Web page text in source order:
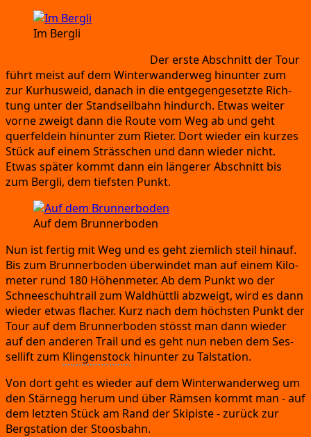
Im Berg­li
Der ers­te Abschnitt der Tour
führt meist auf dem Win­ter­wan­der­weg hin­un­ter zum
zur Kur­hus­weid, danach in die ent­ge­gen­ge­setz­te Rich­
tung unter der Stand­seil­bahn hin­durch. Etwas wei­ter
vor­ne zweigt dann die Rou­te vom Weg ab und geht
quer­feld­ein hin­un­ter zum Rie­ter. Dort wie­der ein kur­zes
Stück auf einem Sträs­s­chen und dann wie­der nicht.
Etwas spä­ter kommt dann ein län­ge­rer Abschnitt bis
zum Berg­li, dem tiefs­ten Punkt.
Auf dem Brunnerboden
Nun ist fer­tig mit Weg und es geht ziem­lich steil hin­auf.
Bis zum Brun­ner­bo­den über­win­det man auf einem Kilo­
me­ter rund 180 Höhen­me­ter. Ab dem Punkt wo der
Schnee­schuh­trail zum Wald­hütt­li abzweigt, wird es dann
wie­der etwas fla­cher. Kurz nach dem höchs­ten Punkt der
Tour auf dem Brun­ner­bo­den stösst man dann wie­der
auf den ande­ren Trail und es geht nun neben dem Ses­
sel­lift zum Klin­gen­stock hin­un­ter zu Talstation.
Von dort geht es wie­der auf dem Win­ter­wan­der­weg um
den Stärn­egg her­um und über Räm­sen kommt man - auf
dem letz­ten Stück am Rand der Ski­pis­te- zurück zur
Berg­sta­ti­on der Stoosbahn.